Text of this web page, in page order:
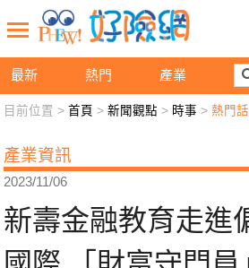
最新 熱門 產業
新壽金
新聞觀點 業務交流 好險
退休先準備 好險學堂 輔
目前位置 >首頁 >新聞觀點 > 時事 >熱門
產業資訊
2023/11/06
新壽金融教育走進